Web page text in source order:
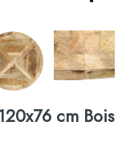
cm Bois